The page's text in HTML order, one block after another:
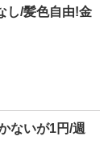
し/髪色自由!金
ないが1円/週